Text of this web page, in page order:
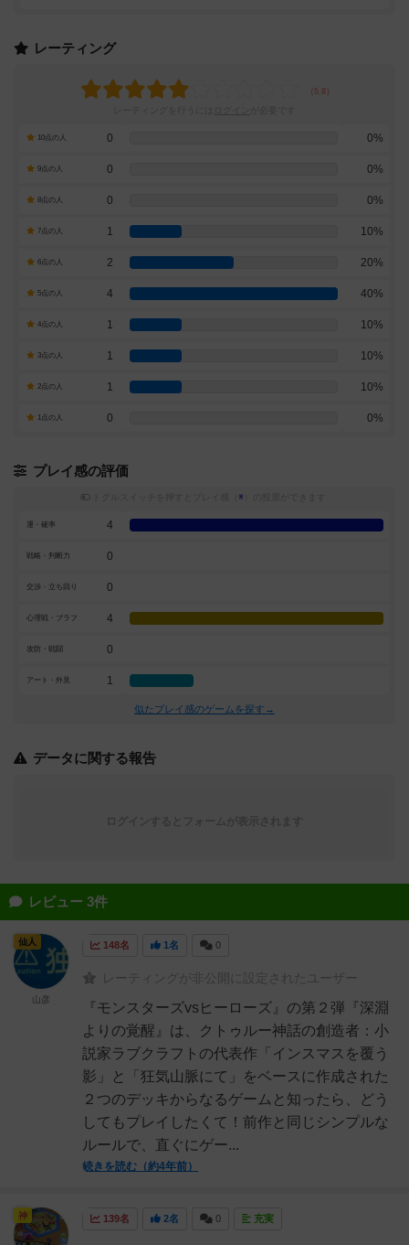
レーティング
10点の人 0 0%
9点の人 0 0%
8点の人 0 0%
7点の人 1 10%
6点の人 2 20%
5点の人 4 40%
4点の人 1 10%
3点の人 1 10%
2点の人 1 10%
1点の人 0 0%
プレイ感の評価
※
運・確率 4
戦略・判断力 0
交渉・立ち回り 0
心理戦・ブラフ 4
攻防・戦闘 0
アート・外見 1
似たプレイ感のゲームを探す→
データに関する報告
レビュー 3件
148名 1名 0
レーティングが非公開に設定されたユーザー
『モンスターズvsヒーローズ』の第２弾『深淵
よりの覚醒』は、クトゥルー神話の創造者：小
説家ラブクラフトの代表作「インスマスを覆う
影」と「狂気山脈にて」をベースに作成された
２つのデッキからなるゲームと知ったら、どう
してもプレイしたくて！前作と同じシンプルな
ルールで、直ぐにゲー...
続きを読む（約4年前）
仙人
山彦
139名 2名 0 充実
神